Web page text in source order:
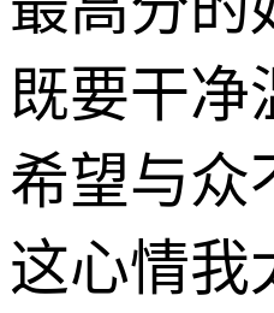
既要干净
希望与
这心情我